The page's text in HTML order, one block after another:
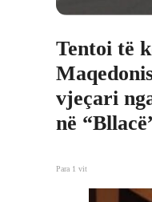
Tentoi të
vjeçari
në
Para 1 vit